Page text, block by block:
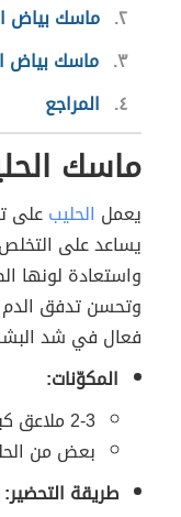
٢ ماسك بياض
٣ ماسك بياض
٤ المراجع
ماسك
يعمل الحليبعلى
يساعد على
واستعادة لونها
وتحسن تدفق
فعال في شد
المكوّنات:
2-3 ملاعق كبيرة من فولر الأرض.
بعض من
طريقة التحضير: